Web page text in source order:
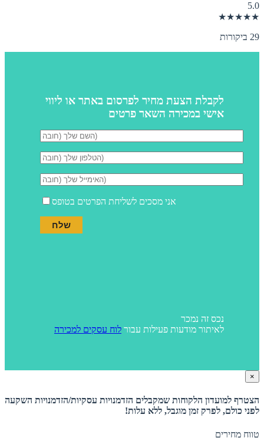
5.0
★★★★★
29 ביקורות
לקבלת הצעת מחיר לפרסום באתר או ליווי
אישי במכירה השאר פרטים
אני מסכים לשליחת הפרטים בטופס
נכס זה נמכר
לאיתור מודעות פעילות עבור לוח עסקים למכירה
×
הצטרף למועדון הלקוחות שמקבלים הזדמנויות עסקיות/הזדמנויות השקעה
לפני כולם, לפרק זמן מוגבל, ללא עלות!
טווח מחירים